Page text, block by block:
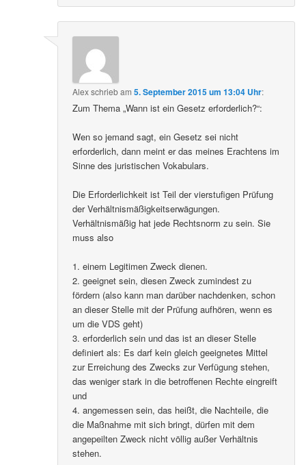
Alexschriebam5. September 2015 um 13:04 Uhr:
Zum Thema „Wann ist ein Gesetz erforderlich?“:
Wen so jemand sagt, ein Gesetz sei nicht
erforderlich, dann meint er das meines Erachtens im
Sinne des juristischen Vokabulars.
Die Erforderlichkeit ist Teil der vierstufigen Prüfung
der Verhältnismäßigkeitserwägungen.
Verhältnismäßig hat jede Rechtsnorm zu sein. Sie
muss also
1. einem Legitimen Zweck dienen.
2. geeignet sein, diesen Zweck zumindest zu
fördern (also kann man darüber nachdenken, schon
an dieser Stelle mit der Prüfung aufhören, wenn es
um die VDS geht)
3. erforderlich sein und das ist an dieser Stelle
definiert als: Es darf kein gleich geeignetes Mittel
zur Erreichung des Zwecks zur Verfügung stehen,
das weniger stark in die betroffenen Rechte eingreift
und
4. angemessen sein, das heißt, die Nachteile, die
die Maßnahme mit sich bringt, dürfen mit dem
angepeilten Zweck nicht völlig außer Verhältnis
stehen.